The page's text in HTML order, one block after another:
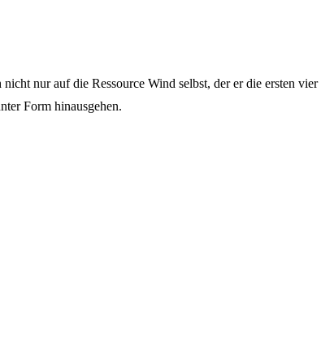
nur auf die Ressource Wind selbst, der er die ersten vier
Form hinausgehen.